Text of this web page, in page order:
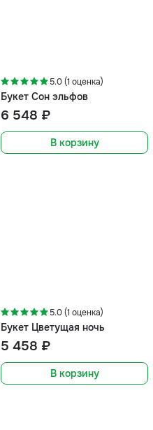
5.0 (1 оценка)
Букет Сон эльфов
6 548 ₽
В корзину
5.0 (1 оценка)
Букет Цветущая ночь
5 458 ₽
В корзину